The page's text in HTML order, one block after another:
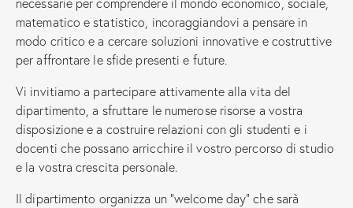
matematico e statistico, incoraggiandovi a pensare in
modo critico e a cercare soluzioni innovative e costruttive
per affrontare le sfide presenti e future.
Vi invitiamo a partecipare attivamente alla vita del
dipartimento, a sfruttare le numerose risorse a vostra
disposizione e a costruire relazioni con gli studenti e i
docenti che possano arricchire il vostro percorso di studio
e la vostra crescita personale.
Il dipartimento organizza un “welcome day” che sarà